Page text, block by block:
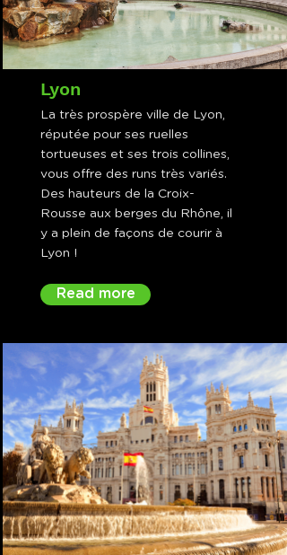
Lyon
La très prospère ville de Lyon,
réputée pour ses ruelles
tortueuses et ses trois collines,
vous offre des runs très variés.
Des hauteurs de la Croix-
Rousse aux berges du Rhône, il
y a plein de façons de courir à
Lyon !
Read more